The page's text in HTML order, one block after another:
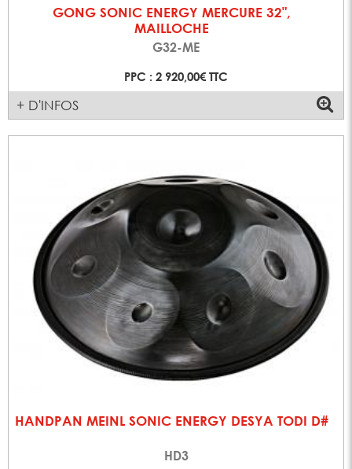
GONG SONIC ENERGY MERCURE 32",
MAILLOCHE
G32-ME
PPC : 2 920,00€ TTC
+ D'INFOS
HANDPAN MEINL SONIC ENERGY DESYA TODI D#
HD3